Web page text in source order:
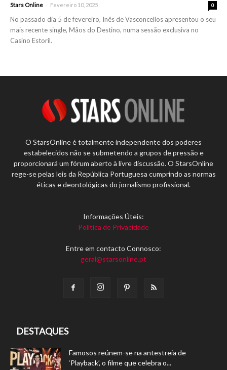
Stars Online - Fevereiro 10, 2025 0
No passado dia 5 de fevereiro, Inês de Vasconcellos apresentou o seu
mais recente single, Mãos do Destino, numa sessão exclusiva no
Casino Estoril.
O StarsOnline é totalmente independente dos poderes
estabelecidos não se submetendo a grupos de pressão e
proporcionará um fórum aberto à livre discussão. O StarsOnline
rege-se pelas leis da República Portuguesa cumprindo as normas
éticas e deontológicas do jornalismo profissional.
Informações Úteis:
Política de Privacidade
Entre em contacto Connosco:
geral@starsonline.pt
DESTAQUES
Famosos reúnem-se na antestreia de
‘Playback’, o filme que celebra o...